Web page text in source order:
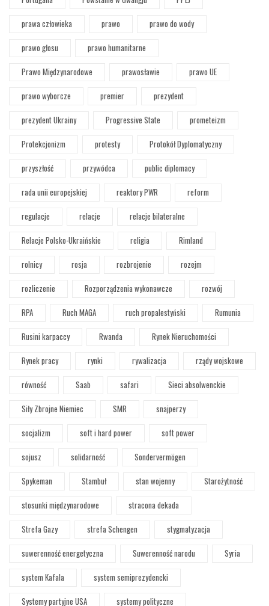
prawa człowieka
prawo
prawo do wody
prawo głosu
prawo humanitarne
Prawo Międzynarodowe
prawosławie
prawo UE
prawo wyborcze
premier
prezydent
prezydent Ukrainy
Progressive State
prometeizm
Protekcjonizm
protesty
Protokół Dyplomatyczny
przyszłość
przywódca
public diplomacy
rada unii europejskiej
reaktory PWR
reform
regulacje
relacje
relacje bilateralne
Relacje Polsko-Ukraińskie
religia
Rimland
rolnicy
rosja rozbrojenie
rozejm
rozliczenie
Rozporządzenia wykonawcze
rozwój
RPA
Ruch MAGA ruch propalestyński
Rumunia
Rusini karpaccy
Rwanda
Rynek Nieruchomości
Rynek pracy
rynki rywalizacja
rządy wojskowe
równość
Saab safari
Sieci absolwenckie
Siły Zbrojne Niemiec
SMR
snajperzy
socjalizm
soft i hard power
soft power
sojusz
solidarność
Sondervermögen
Spykeman
Stambuł stan wojenny
Starożytność
stosunki międzynarodowe
stracona dekada
Strefa Gazy
strefa Schengen
stygmatyzacja
suwerenność energetyczna
Suwerenność narodu
Syria
system Kafala
system semiprezydencki
Systemy partyjne USA
systemy polityczne